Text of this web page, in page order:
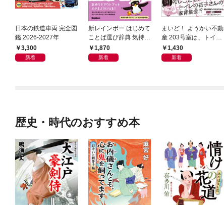
日本の鉄道車両 完全図
鑑 2026-2027年
3,300
新着
新レインボー はじめて
ことば選び辞典 気持ち
のことば
1,870
新着
まいど！ ようかい不動
産 203号室は、トイレ
の花子さんの部屋？
1,430
新着
歴史・時代のおすすめ本